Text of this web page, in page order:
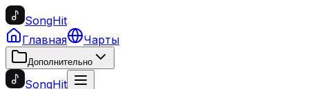
SongHit
Главная
Чарты
Дополнительно
SongHit